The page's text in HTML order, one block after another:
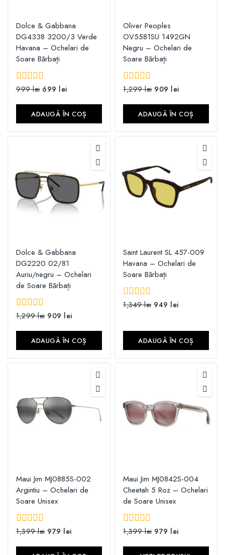
Dolce & Gabbana
DG4338 3200/3 Verde
Havana – Ochelari de
Soare Bărbați
0
5
999lei 699 lei
ADAUGĂ ÎN COȘ
Oliver Peoples
OV5581SU 1492GN
Negru – Ochelari de
Soare Bărbați
0
5
1,299lei 909 lei
ADAUGĂ ÎN COȘ
Dolce & Gabbana
DG2220 02/81
Auriu/negru – Ochelari
de Soare Bărbați
0
5
1,299lei 909 lei
ADAUGĂ ÎN COȘ
Saint Laurent SL 457-009
Havana – Ochelari de
Soare Bărbați
0
1,349lei 949 lei
ADAUGĂ ÎN COȘ
Maui Jim MJ0885S-002
Argintiu – Ochelari de
Soare Unisex
0
5
1,399lei 979 lei
Maui Jim MJ0842S-004
Cheetah 5 Roz – Ochelari
de Soare Unisex
0
5
1,399lei 979 lei